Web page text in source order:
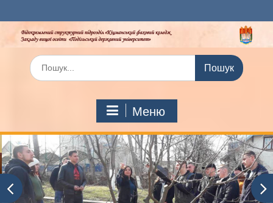
до
вмісту
Шукати:
Меню